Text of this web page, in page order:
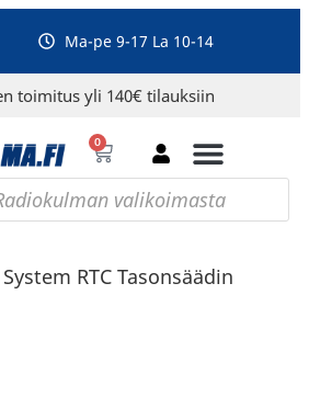
Ma-pe 9-17 La 10-14
toimitus yli 140€ tilauksiin
0
RTC Tasonsäädin